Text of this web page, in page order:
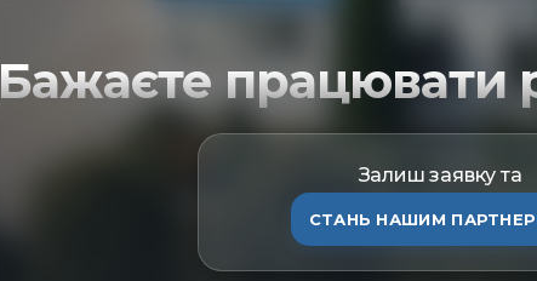
Бажаєте працювати
Залиш заявку та
СТАНЬ НАШИМ